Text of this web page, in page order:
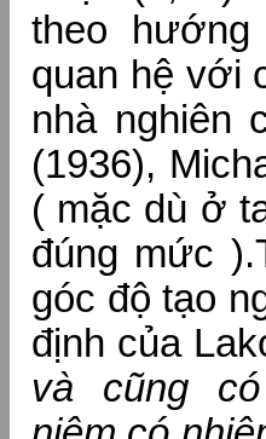
theo
quan hệ với
nhà nghiên
(1936),
( mặc dù ở
đúng mức
góc độ tạo
định của
và cũng